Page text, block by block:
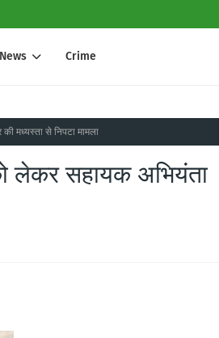
Crime
मध्यस्ता से निपटा मामला
लेकर सहायक अभियंता